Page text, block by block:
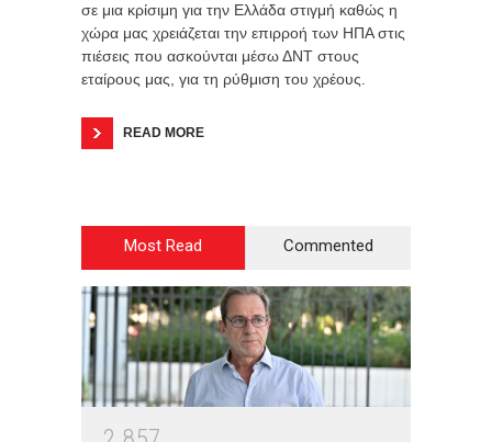
σε μια κρίσιμη για την Ελλάδα στιγμή καθώς η
χώρα μας χρειάζεται την επιρροή των ΗΠΑ στις
πιέσεις που ασκούνται μέσω ΔΝΤ στους
εταίρους μας, για τη ρύθμιση του χρέους.
READ MORE
Most Read Commented